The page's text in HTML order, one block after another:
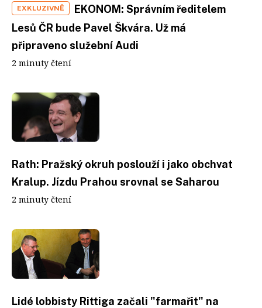
EXKLUZIVNĚ
EKONOM: Správním ředitelem
Lesů ČR bude Pavel Škvára. Už má
připraveno služební Audi
2 minuty čtení
Rath: Pražský okruh poslouží i jako obchvat
Kralup. Jízdu Prahou srovnal se Saharou
2 minuty čtení
Lidé lobbisty Rittiga začali "farmařit" na